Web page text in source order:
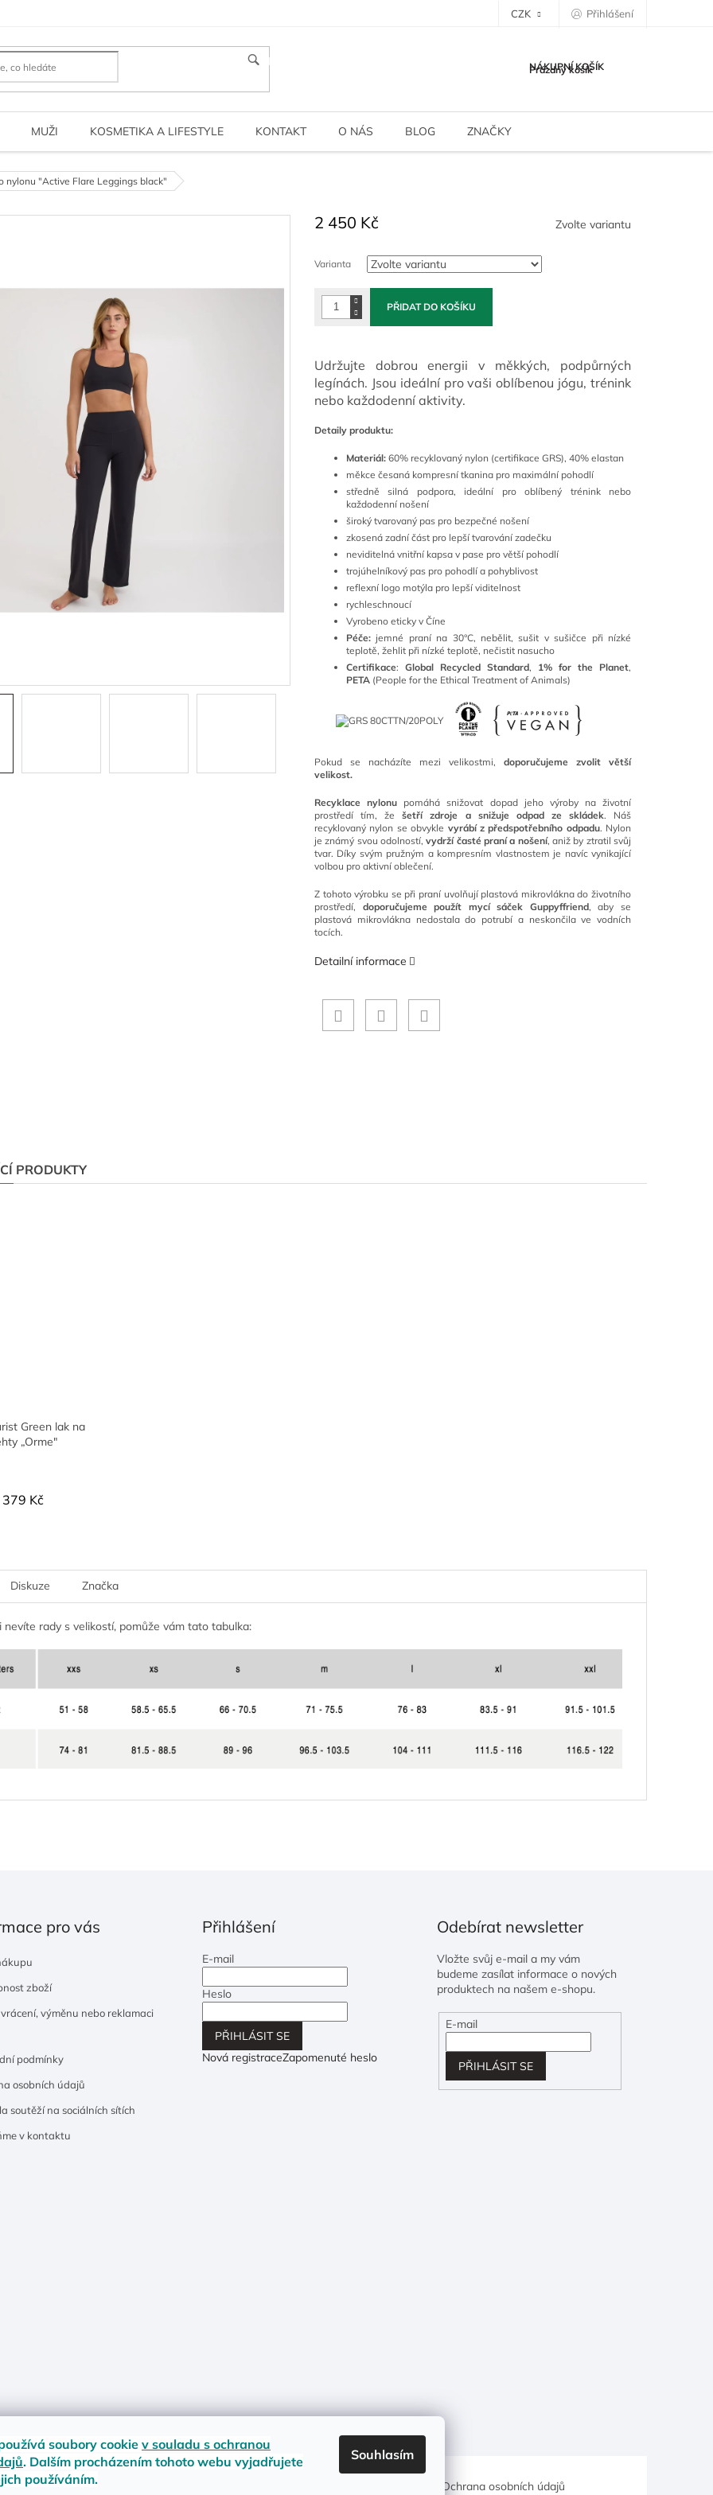
soubory cookiev souladu s ochranou
. Dalším procházením tohoto webu vyjadřujete
používáním.
Souhlasím
CZK Přihlášení
HLEDAT NÁKUPNÍ KOŠÍK
Prázdný košík
MUŽI KOSMETIKA A LIFESTYLE KONTAKT O NÁS BLOG ZNAČKY
nylonu "Active Flare Leggings black"
2 450 Kč
cena:
Zvolte variantu
Varianta
PŘIDAT DO KOŠÍKU
Udržujte dobrou energii v měkkých, podpůrných
legínách. Jsou ideální pro vaši oblíbenou jógu, trénink
nebo každodenní aktivity.
Detaily produktu:
Materiál: 60% recyklovaný nylon (certifikace GRS), 40% elastan
měkce česaná kompresní tkanina pro maximální pohodlí
středně silná podpora, ideální pro oblíbený trénink nebo
každodenní nošení
široký tvarovaný pas pro bezpečné nošení
zkosená zadní část pro lepší tvarování zadečku
neviditelná vnitřní kapsa v pase pro větší pohodlí
trojúhelníkový pas pro pohodlí a pohyblivost
reflexní logo motýla pro lepší viditelnost
rychleschnoucí
Vyrobeno eticky v Číne
Péče: jemné praní na 30°C, nebělit, sušit v sušičce při nízké
teplotě, žehlit při nízké teplotě, nečistit nasucho
Certifikace: Global Recycled Standard, 1% for the Planet,
PETA (People for the Ethical Treatment of Animals)
Pokud se nacházíte mezi velikostmi, doporučujeme zvolit větší
velikost.
Recyklace nylonu pomáhá snižovat dopad jeho výroby na životní
prostředí tím, žešetří zdroje a snižuje odpad ze skládek. Náš
recyklovaný nylon se obvykle vyrábí z předspotřebního odpadu. Nylon
je známý svou odolností,vydrží časté praní a nošení, aniž by ztratil svůj
tvar. Díky svým pružným a kompresním vlastnostem je navíc vynikající
volbou pro aktivní oblečení.
Z tohoto výrobku se při praní uvolňují plastová mikrovlákna do životního
prostředí, doporučujeme použít mycí sáček Guppyffriend, aby se
plastová mikrovlákna nedostala do potrubí a neskončila ve vodních
tocích.
Detailní informace
PRODUKTY
Green lak na
„Orme"
379 Kč
Diskuze Značka
nevíte rady s velikostí, pomůže vám tato tabulka:
pro vás
zboží
vrácení, výměnu nebo reklamaci
podmínky
osobních údajů
soutěží na sociálních sítích
v kontaktu
Přihlášení
E-mail
Heslo
PŘIHLÁSIT SE
Nová registraceZapomenuté heslo
Odebírat newsletter
Vložte svůj e-mail a my vám
budeme zasílat informace o nových
produktech na našem e-shopu.
E-mail
PŘIHLÁSIT SE
zboží Materiály a velikosti Ochrana osobních údajů